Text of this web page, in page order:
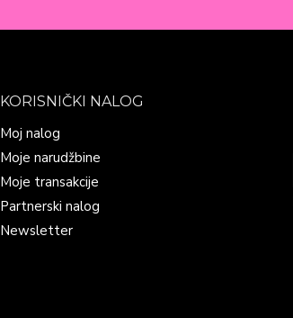
KORISNIČKI NALOG
Moj nalog
Moje narudžbine
Moje transakcije
Partnerski nalog
Newsletter